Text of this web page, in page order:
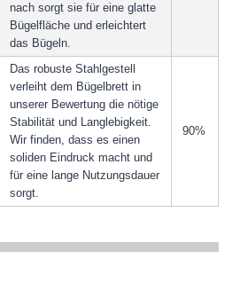
nach sorgt sie für eine glatte
Bügelfläche und erleichtert
das Bügeln.
Das robuste Stahlgestell
verleiht dem Bügelbrett in
unserer Bewertung die nötige
Stabilität und Langlebigkeit.
Wir finden, dass es einen
soliden Eindruck macht und
für eine lange Nutzungsdauer
sorgt.
90%